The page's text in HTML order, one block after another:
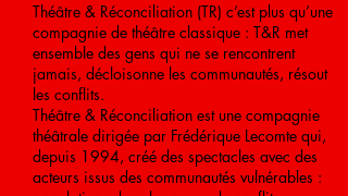
Théâtre & Réconciliation (TR) c’est plus qu’une
compagnie de théâtre classique : T&R met
ensemble des gens qui ne se rencontrent
jamais, décloisonne les communautés, résout
les conflits.
Théâtre & Réconciliation est une compagnie
théâtrale dirigée par Frédérique Lecomte qui,
depuis 1994, créé des spectacles avec des
acteurs issus des communautés vulnérables :